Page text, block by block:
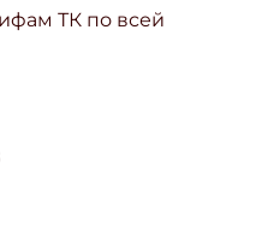
ТК по всей